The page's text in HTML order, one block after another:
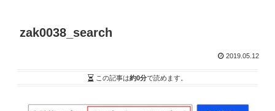
zak0038_search
2019.05.12
この記事は約0分で読めます。